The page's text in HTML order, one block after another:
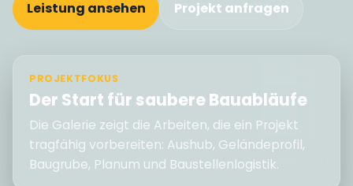
Leistung ansehen Projekt anfragen
PROJEKTFOKUS
Der Start für saubere Bauabläufe
Die Galerie zeigt die Arbeiten, die ein Projekt
tragfähig vorbereiten: Aushub, Geländeprofil,
Baugrube, Planum und Baustellenlogistik.